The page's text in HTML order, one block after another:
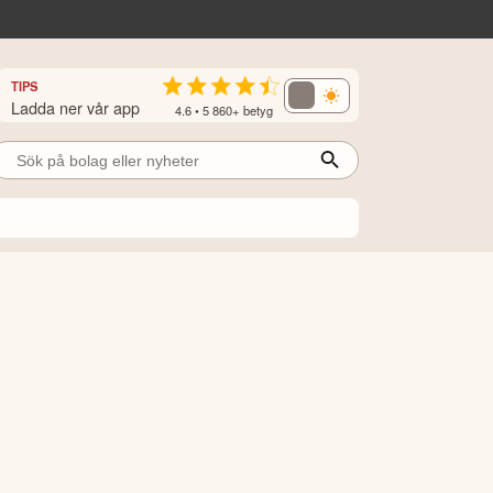
TIPS
Ladda ner vår app 4.6 • 5 860+ betyg